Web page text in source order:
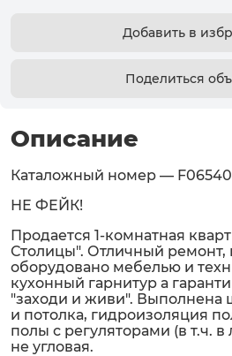
Добавить в
Поделиться
Описание
Каталожный номер —
НЕ ФЕЙК!
Продается 1-комнатная
Столицы". Отличный ремонт,
оборудовано мебелью и
кухонный гарнитур а
"заходи и живи". Выполнена
и потолка, гидроизоляция
полы с регуляторами (в т.ч.
не угловая.